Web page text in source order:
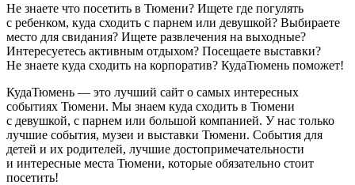
Не знаете что посетить в Тюмени? Ищете где погулять
с ребенком, куда сходить с парнем или девушкой? Выбираете
место для свидания? Ищете развлечения на выходные?
Интересуетесь активным отдыхом? Посещаете выставки?
Не знаете куда сходить на корпоратив? КудаТюмень поможет!
КудаТюмень — это лучший сайт о самых интересных
событиях Тюмени. Мы знаем куда сходить в Тюмени
с девушкой, с парнем или большой компанией. У нас только
лучшие события, музеи и выставки Тюмени. События для
детей и их родителей, лучшие достопримечательности
и интересные места Тюмени, которые обязательно стоит
посетить!